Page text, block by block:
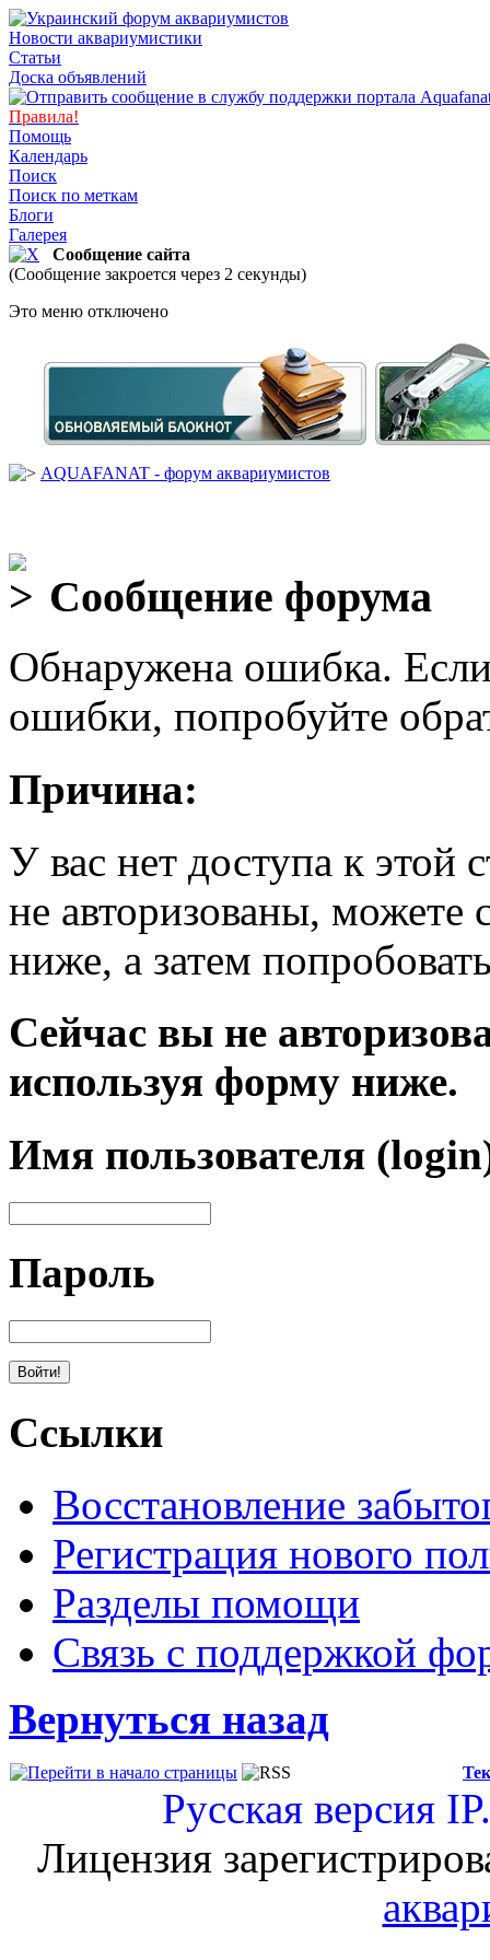
Новости аквариумистики
Статьи
Доска объявлений
Правила!
Помощь
Календарь
Поиск
Поиск по меткам
Блоги
Галерея
Сообщение сайта
(Сообщение закроется через 2 секунды)
Это меню отключено
AQUAFANAT - форум аквариумистов
Сообщение форума
Обнаружена ошибка.
ошибки, попробуйте
Причина:
У вас нет доступа к
не авторизованы, можете
ниже, а затем
Сейчас вы не
используя форму ниже.
Имя пользователя
Пароль
Ссылки
Восстановление
Регистрация нового
Разделы помощи
Связь с поддержкой
Вернуться назад
Русская версия
Лицензия